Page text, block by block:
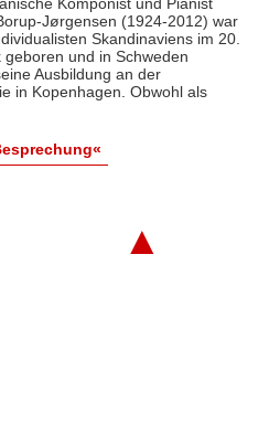
Komponist und Pianist
Jørgensen (1924-2012) war
Skandinaviens im 20.
und in Schweden
Ausbildung an der
in Kopenhagen. Obwohl als
▲